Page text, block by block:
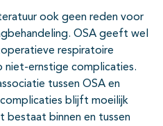
ook geen reden voor
OSA geeft wel
respiratoire
niet-ernstige complicaties.
tussen OSA en
blijft moeilijk
binnen en tussen